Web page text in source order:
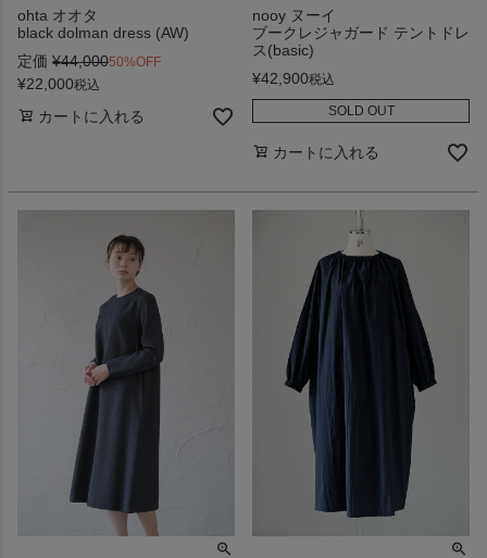
ohta オオタ
black dolman dress (AW)
定価 ¥44,00050%OFF
¥22,000税込
カートに入れる
nooy ヌーイ
ブークレジャガード テントドレ
ス(basic)
¥42,900税込
SOLD OUT
カートに入れる